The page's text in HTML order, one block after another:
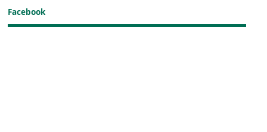
Facebook